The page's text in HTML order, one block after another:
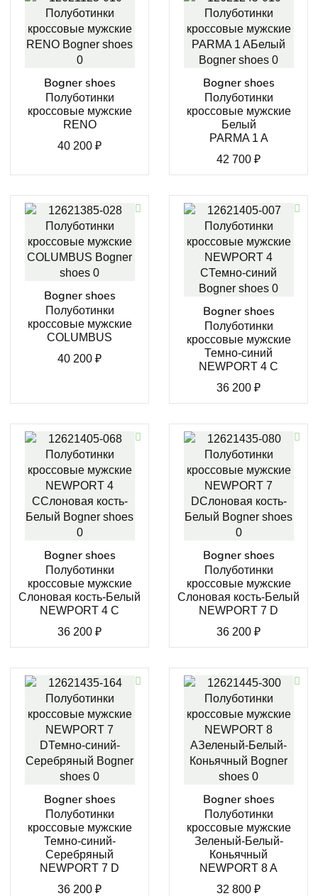
Bogner shoes
Полуботинки
кроссовые мужские
RENO
40 200 ₽
Bogner shoes
Полуботинки
кроссовые мужские
Белый
PARMA 1 A
42 700 ₽
Bogner shoes
Полуботинки
кроссовые мужские
COLUMBUS
40 200 ₽
Bogner shoes
Полуботинки
кроссовые мужские
Темно-синий
NEWPORT 4 C
36 200 ₽
Bogner shoes
Полуботинки
кроссовые мужские
Слоновая кость-Белый
NEWPORT 4 C
36 200 ₽
Bogner shoes
Полуботинки
кроссовые мужские
Слоновая кость-Белый
NEWPORT 7 D
36 200 ₽
Bogner shoes
Полуботинки
кроссовые мужские
Темно-синий-
Серебряный
NEWPORT 7 D
36 200 ₽
Bogner shoes
Полуботинки
кроссовые мужские
Зеленый-Белый-
Коньячный
NEWPORT 8 A
32 800 ₽